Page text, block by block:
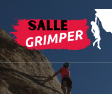
Salle
Votre actualité escalade